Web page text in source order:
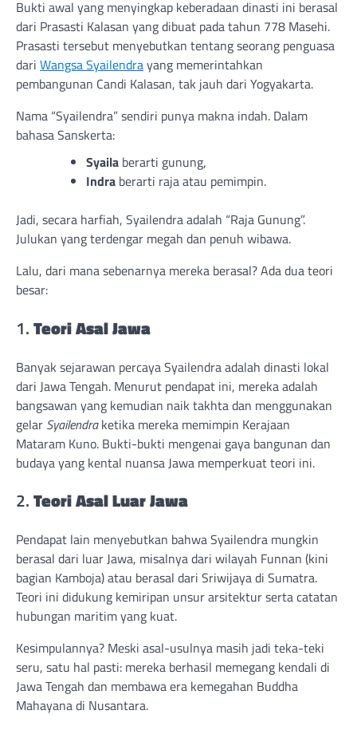
Bukti awal yang menyingkap keberadaan dinasti ini berasal
dari Prasasti Kalasan yang dibuat pada tahun 778 Masehi.
Prasasti tersebut menyebutkan tentang seorang penguasa
dari Wangsa Syailendrayang memerintahkan
pembangunan Candi Kalasan, tak jauh dari Yogyakarta.
Nama “Syailendra” sendiri punya makna indah. Dalam
bahasa Sanskerta:
Syaila berarti gunung,
Indra berarti raja atau pemimpin.
Jadi, secara harfiah, Syailendra adalah “Raja Gunung”.
Julukan yang terdengar megah dan penuh wibawa.
Lalu, dari mana sebenarnya mereka berasal? Ada dua teori
besar:
1.Teori Asal Jawa
Banyak sejarawan percaya Syailendra adalah dinasti lokal
dari Jawa Tengah. Menurut pendapat ini, mereka adalah
bangsawan yang kemudian naik takhta dan menggunakan
gelar Syailendraketika mereka memimpin Kerajaan
Mataram Kuno. Bukti-bukti mengenai gaya bangunan dan
budaya yang kental nuansa Jawa memperkuat teori ini.
2.Teori Asal Luar Jawa
Pendapat lain menyebutkan bahwa Syailendra mungkin
berasal dari luar Jawa, misalnya dari wilayah Funnan (kini
bagian Kamboja) atau berasal dari Sriwijaya di Sumatra.
Teori ini didukung kemiripan unsur arsitektur serta catatan
hubungan maritim yang kuat.
Kesimpulannya? Meski asal-usulnya masih jadi teka-teki
seru, satu hal pasti: mereka berhasil memegang kendali di
Jawa Tengah dan membawa era kemegahan Buddha
Mahayana di Nusantara.